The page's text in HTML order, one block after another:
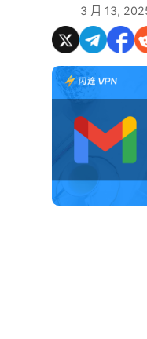
3 月 13,